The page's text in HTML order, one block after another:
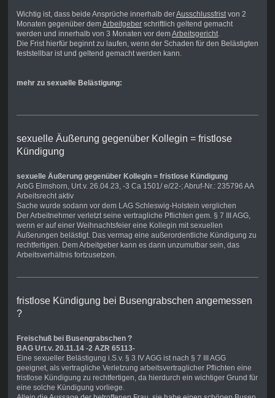
Wichtig ist, dass beide Ansprüche innerhalb derAusschlussfristvon 2
Monaten gegenüber demArbeitgeberschriftlich geltend gemacht
werden und innerhalb von 3 Monaten vor demArbeitsgericht.
Die Frist hierfür beginnt zu laufen, wenn der Schaden für den Belästigten
feststellbar ist und geltend gemacht werden kann.
mehr zu sexuelle Belästigung:
sexuelle Äußerung gegenüber Kollegin = fristlose
Kündigung
sexuelle Äußerung gegenüber Kollegin = fristlose Kündigung
ArbG Elmshorn, Urt.v. 26.04.23, -3 Ca 1501/ e/22-; Abruf-Nr.: 235796 AA
Arbeitsrecht aktiv
Sache wurde sodann vor dem LAG Schleswig-Holstein verglichen
Der Arbeitnehmer verletzt seine vertragliche Pflichten gem. § 7 III AGG,
wenn er auf einer Weihnachtsfeier eine Kollegin mit sexuellen
Äußerungen belästigt. Das vermag eine außerordentliche Kündigung zu
rechtfertigen. Dem Arbeitgeber kann es dann unzumutbar sein, das
Arbeitsverhältnis fortzusetzen.
fristlose Kündigung bei Busengrabschen angemessen
?
Freischuß bei Busengrabschen ?
BAG Urt.v. 20.11.14 -2 AZR 65113-
Eine sexueller Belästigung i.S.v. § 3 IV AGG ist nach § 7 III AGG
geeignet, als vertragliche Verletzung arbeitsvertraglicher Pflichten eine
fristlose Kündigung zu rechtfertigen, da hierdurch ein wichtiger Grund für
eine solche Kündigung vorliege.